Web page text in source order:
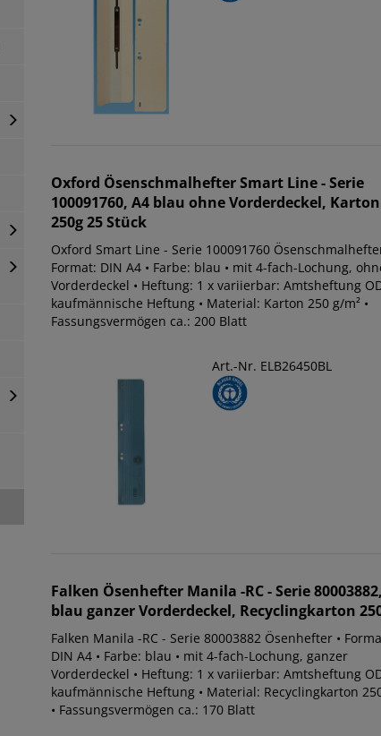
Oxford Ösenschmalhefter Smart Line - Serie
100091760, A4 blau ohne Vorderdeckel, Karton
250g 25 Stück
Oxford Smart Line - Serie 100091760
Format: DIN A4 • Farbe: blau • mit 4-fach-Lochung,
Vorderdeckel • Heftung: 1 x variierbar: Amtsheftung
kaufmännische Heftung • Material: Karton 250 g/m² •
Fassungsvermögen ca.: 200 Blatt
Art.-Nr. ELB26450BL
Falken Ösenhefter Manila -RC - Serie
blau ganzer Vorderdeckel, Recyclingkarton
Falken Manila -RC - Serie 80003882 Ösenhefter •
DIN A4 • Farbe: blau • mit 4-fach-Lochung, ganzer
Vorderdeckel • Heftung: 1 x variierbar: Amtsheftung
kaufmännische Heftung • Material: Recyclingkarton
• Fassungsvermögen ca.: 170 Blatt